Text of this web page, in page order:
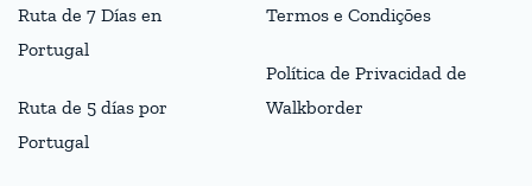
Ruta de 7 Días en
Portugal
Ruta de 5 días por
Portugal
Termos e Condições
Política de Privacidad de
Walkborder